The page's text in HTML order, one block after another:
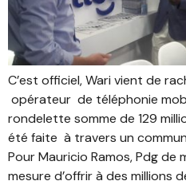
C’est officiel, Wari vient de
opérateur de téléphonie
rondelette somme de 129
été faite à travers un
Pour Mauricio Ramos, Pdg de
mesure d’offrir à des millions